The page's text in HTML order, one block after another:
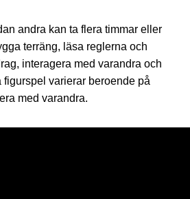
andra kan ta flera timmar eller
terräng, läsa reglerna och
interagera med varandra och
varierar beroende på
med varandra.